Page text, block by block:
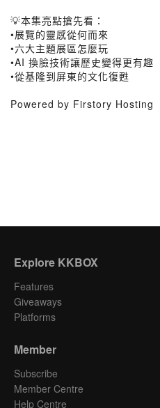
💡本集亮點搶先看：
•展覽的靈感從何而來
•六大主題展區怎麼玩
•AI 換臉技術讓歷史變得更有趣
•從基隆到屏東的文化復甦
Powered by Firstory Hosting
Explore KKBOX
Features
Giveaways
Platforms
Member
Subscribe
Member Centre
Help Centre